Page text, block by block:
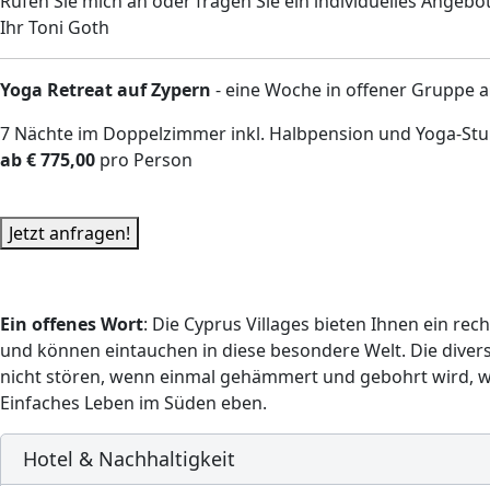
Ihr Toni Goth
Yoga Retreat auf Zypern - eine Woche in offener Gruppe
7 Nächte im Doppelzimmer inkl. Halbpension und Yoga-
ab € 775,00 pro Person
Jetzt anfragen!
Ein offenes Wort: Die Cyprus Villages bieten Ihnen ein
und können eintauchen in diese besondere Welt. Die
nicht stören, wenn einmal gehämmert und gebohrt wird,
Einfaches Leben im Süden eben.
Hotel & Nachhaltigkeit